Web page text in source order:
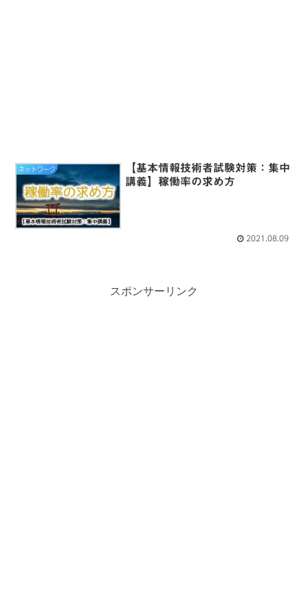
ネットワーク
【基本情報技術者試験対策：集中
講義】稼働率の求め方
2021.08.09
スポンサーリンク